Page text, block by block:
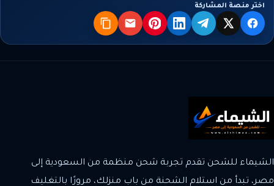
اختر منصة المشاركة
فيسبوك
X تيليجراملينكدإنبنترستالبريد نسخ
الشيماء للشحن تقدم تجربة شحن منظمة من السعودية إلى
مصر، تبدأ من استلام الشحنة من باب منزلك، مرورًا بالتغليف